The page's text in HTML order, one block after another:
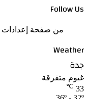
Follow Us
من صفحة إعدادات
Weather
جدة
غيوم متفرقة
33
℃